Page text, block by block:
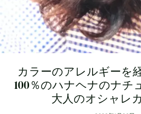
カラーのアレルギーを
100％のハナヘナのナチ
大人のオシャレ